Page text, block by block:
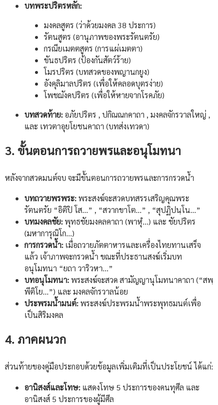
บทพระปริตรหลัก:
มงคลสูตร (ว่าด้วยมงคล 38 ประการ)
รัตนสูตร (อานุภาพของพระรัตนตรัย)
กรณียเมตตสูตร (การแผ่เมตตา)
ขันธปริตร (ป้องกันสัตว์ร้าย)
โมรปริตร (บทสวดของพญานกยูง)
อังคุลิมาลปริตร (เพื่อให้คลอดบุตรง่าย)
โพชฌังคปริตร (เพื่อให้หายจากโรคภัย)
บทสวดท้าย: อภัยปริตร , ปกิณณกคาถา , มงคลจักรวาลใหญ่ ,
และ เทวตาอุยโยชนคาถา (บทส่งเทวดา)
3. ขั้นตอนการถวายพรและอนุโมทนา
หลังจากสวดมนต์จบ จะมีขั้นตอนการถวายพรและการกรวดน้ำ
บทถวายพรพระ:พระสงฆ์จะสวดบทสรรเสริญคุณพระ
รัตนตรัย “อิติปิ โส…” , “สวากขาโต…” , “สุปฏิปนฺโน…”
บทมงคลชัย:พุทธชัยมงคลคาถา (พาหุํ…) และ ชัยปริตร
(มหาการุณิโก…)
การกรวดน้ำ: เมื่อถวายภัตตาหารและเครื่องไทยทานเสร็จ
แล้ว เจ้าภาพจะกรวดน้ำ ขณะที่ประธานสงฆ์เริ่มบท
อนุโมทนา “ยถา วาริวหา…”
บทอนุโมทนา:พระสงฆ์จะสวด สามัญญานุโมทนาคาถา (“สพฺ
พีติโย…”) และ มงคลจักรวาลน้อย
ประพรมน้ำมนต์:พระสงฆ์ประพรมน้ำพระพุทธมนต์เพื่อ
เป็นสิริมงคล
4. ภาคผนวก
ส่วนท้ายของคู่มือประกอบด้วยข้อมูลเพิ่มเติมที่เป็นประโยชน์ได้แก่:
อานิสงส์และโทษ: แสดงโทษ 5 ประการของคนทุศีล และ
อานิสงส์ 5 ประการของผู้มีศีล